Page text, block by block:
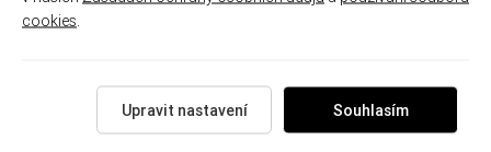
cookies
Upravit nastavení Souhlasím